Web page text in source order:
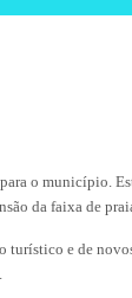
o município.
da faixa de
e de